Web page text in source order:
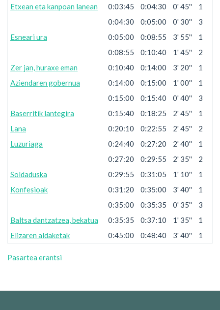
Etxean eta kanpoan lanean
0:03:45 0:04:30 0' 45''
1
0:04:30
0:05:00 0' 30''
3
Esneari ura
0:05:00 0:08:55 3' 55''
1
0:08:55
0:10:40 1' 45''
2
Zer jan, huraxe eman
0:10:40 0:14:00 3' 20''
1
Aziendaren gobernua
0:14:00 0:15:00 1' 00''
1
0:15:00
0:15:40 0' 40''
3
Baserritik lantegira
0:15:40 0:18:25 2' 45''
1
Lana
0:20:10 0:22:55 2' 45''
2
Luzuriaga
0:24:40 0:27:20 2' 40''
1
0:27:20
0:29:55 2' 35''
2
Soldaduska
0:29:55 0:31:05 1' 10''
1
Konfesioak
0:31:20 0:35:00 3' 40''
1
0:35:00
0:35:35 0' 35''
3
Baltsa dantzatzea, bekatua
0:35:35 0:37:10 1' 35''
1
Elizaren aldaketak
0:45:00 0:48:40 3' 40'' 1
Pasartea erantsi